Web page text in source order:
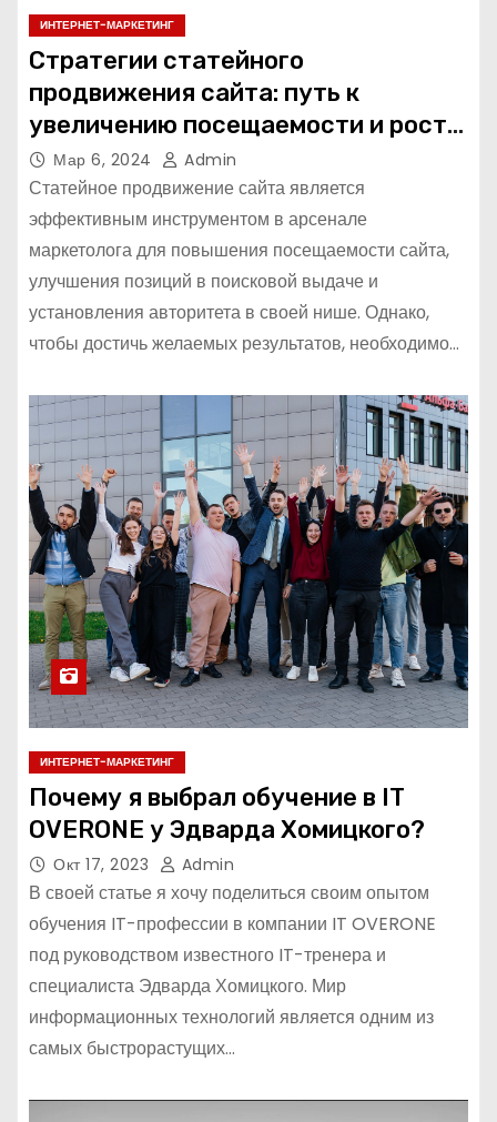
ИНТЕРНЕТ-МАРКЕТИНГ
Стратегии статейного
продвижения сайта: путь к
увеличению посещаемости и росту
авторитета
Мар 6, 2024 Admin
Статейное продвижение сайта является
эффективным инструментом в арсенале
маркетолога для повышения посещаемости сайта,
улучшения позиций в поисковой выдаче и
установления авторитета в своей нише. Однако,
чтобы достичь желаемых результатов, необходимо…
ИНТЕРНЕТ-МАРКЕТИНГ
Почему я выбрал обучение в IT
OVERONE у Эдварда Хомицкого?
Окт 17, 2023 Admin
В своей статье я хочу поделиться своим опытом
обучения IT-профессии в компании IT OVERONE
под руководством известного IT-тренера и
специалиста Эдварда Хомицкого. Мир
информационных технологий является одним из
самых быстрорастущих…